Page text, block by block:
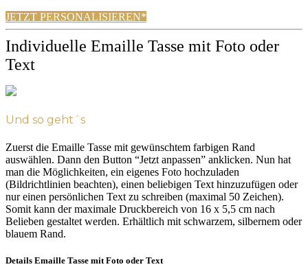
JETZT PERSONALISIEREN*
Individuelle Emaille Tasse mit Foto oder
Text
Und so geht´s
Zuerst die Emaille Tasse mit gewünschtem farbigen Rand
auswählen. Dann den Button “Jetzt anpassen” anklicken. Nun hat
man die Möglichkeiten, ein eigenes Foto hochzuladen
(Bildrichtlinien beachten), einen beliebigen Text hinzuzufügen oder
nur einen persönlichen Text zu schreiben (maximal 50 Zeichen).
Somit kann der maximale Druckbereich von 16 x 5,5 cm nach
Belieben gestaltet werden. Erhältlich mit schwarzem, silbernem oder
blauem Rand.
Details Emaille Tasse mit Foto oder Text